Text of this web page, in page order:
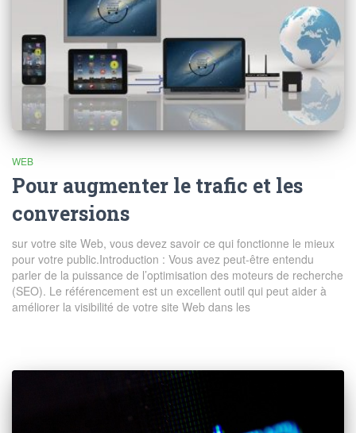
WEB
Pour augmenter le trafic et les
conversions
sur votre site Web, vous devez savoir ce qui fonctionne le mieux
pour votre public.Introduction : Vous avez peut-être entendu
parler de la puissance de l’optimisation des moteurs de recherche
(SEO). Le référencement est un excellent outil qui peut aider à
améliorer la visibilité de votre site Web dans les